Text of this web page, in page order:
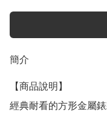
簡介
【商品說明】
經典耐看的方形金屬